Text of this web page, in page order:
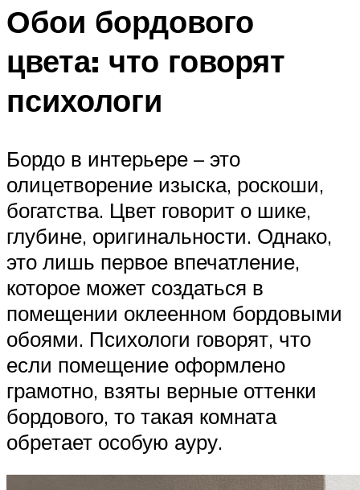
Обои бордового
цвета: что говорят
психологи
Бордо в интерьере – это
олицетворение изыска, роскоши,
богатства. Цвет говорит о шике,
глубине, оригинальности. Однако,
это лишь первое впечатление,
которое может создаться в
помещении оклеенном бордовыми
обоями. Психологи говорят, что
если помещение оформлено
грамотно, взяты верные оттенки
бордового, то такая комната
обретает особую ауру.